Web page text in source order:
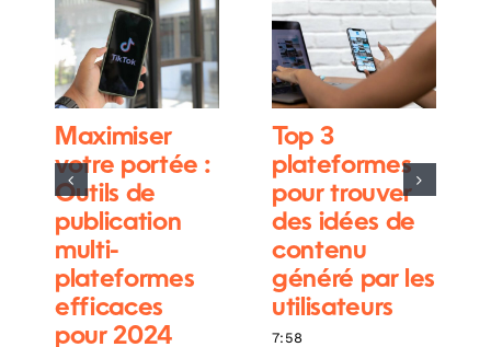
Maximiser
votre portée :
Outils de
publication
multi-
plateformes
efficaces
pour 2024
Top 3
plateformes
pour trouver
des idées de
contenu
généré par les
utilisateurs
7:58